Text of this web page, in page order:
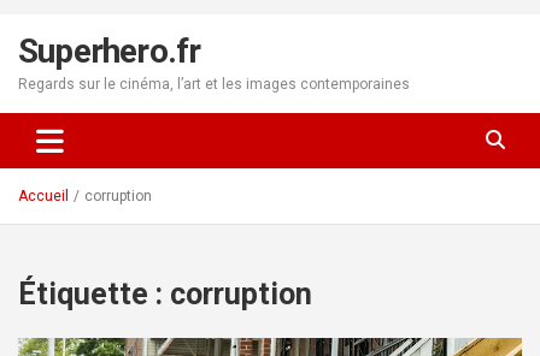
contenu
Superhero.fr
Regards sur le cinéma, l’art et les images contemporaines
Accueil corruption
Étiquette : corruption